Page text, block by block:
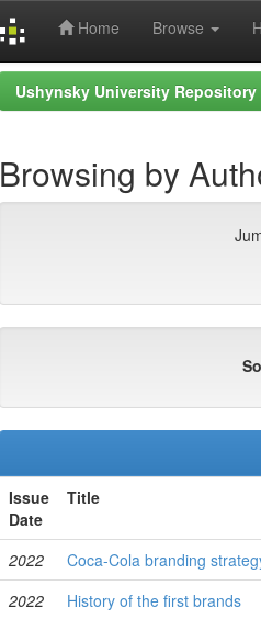
Home Browse
Ushynsky University Repository
Browsing by
Issue
Date
Title
2022 Coca-Cola branding
2022
History of the first brands